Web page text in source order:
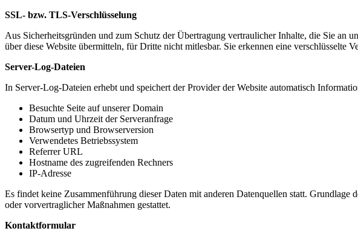
SSL- bzw. TLS-Verschlüsselung
Aus Sicherheitsgründen und zum Schutz der Übertragung vertraulicher Inhalte, die Sie an
über diese Website übermitteln, für Dritte nicht mitlesbar. Sie erkennen eine verschlüsselte
Server-Log-Dateien
In Server-Log-Dateien erhebt und speichert der Provider der Website automatisch
Besuchte Seite auf unserer Domain
Datum und Uhrzeit der Serveranfrage
Browsertyp und Browserversion
Verwendetes Betriebssystem
Referrer URL
Hostname des zugreifenden Rechners
IP-Adresse
Es findet keine Zusammenführung dieser Daten mit anderen Datenquellen statt.
oder vorvertraglicher Maßnahmen gestattet.
Kontaktformular